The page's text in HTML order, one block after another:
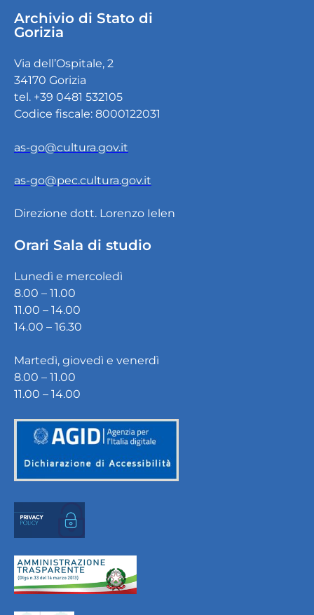
Archivio di Stato di
Gorizia
Via dell’Ospitale, 2
34170 Gorizia
tel. +39 0481 532105
Codice fiscale: 8000122031
as-go@cultura.gov.it
as-go@pec.cultura.gov.it
Direzione dott. Lorenzo Ielen
Orari Sala di studio
Lunedì e mercoledì
8.00 – 11.00
11.00 – 14.00
14.00 – 16.30
Martedì, giovedì e venerdì
8.00 – 11.00
11.00 – 14.00